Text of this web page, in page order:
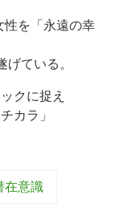
性を「永遠の幸
ている。
クに捉え
カラ」
在意識